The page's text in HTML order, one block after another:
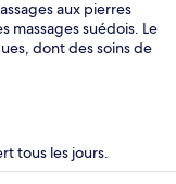
aux pierres
massages suédois. Le
dont des soins de
tous les jours.